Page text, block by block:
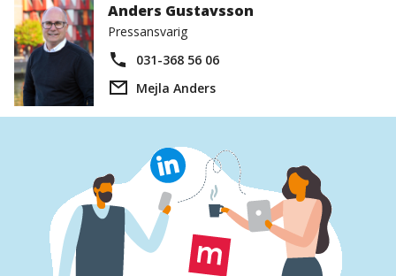
Anders Gustavsson
Pressansvarig
031-368 56 06
Mejla Anders